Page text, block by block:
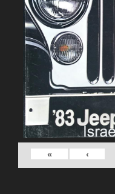
›
»